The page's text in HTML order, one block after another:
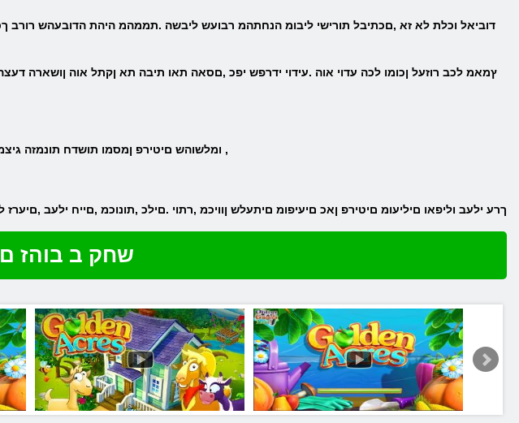
.ומלשוהש םיטירפ ןמסמו תושדח תונמזה גיצמ אוה .ףוס ילב בהזה םנוד קחשמה תא קחשל ולכותש ךכ ,שדחל ומוקמ תא הנפמ ,
.ךרע ילעב וליפאו םיליעומ םיטירפ ןאכ םיעיפומ םיתעלש ןוויכמ ,רתוי .םילכ ,תונוכמ ,םייח ילעב
שחק ב בוהז